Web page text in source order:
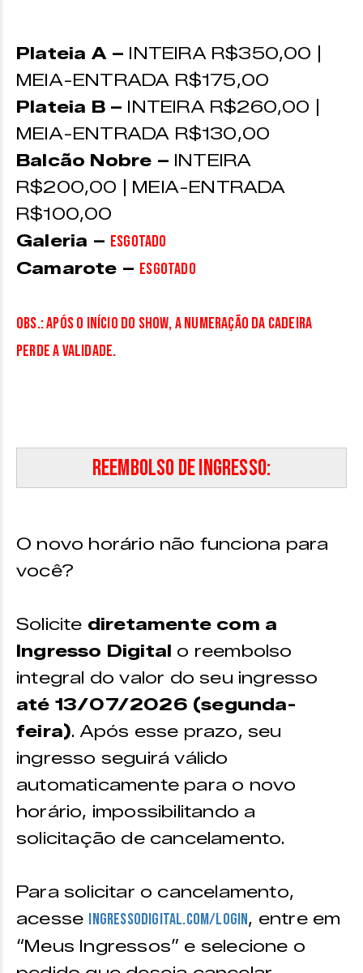
Plateia A – INTEIRA R$350,00 |
MEIA-ENTRADA R$175,00
Plateia B – INTEIRA R$260,00 |
MEIA-ENTRADA R$130,00
Balcão Nobre – INTEIRA
R$200,00 | MEIA-ENTRADA
R$100,00
Galeria – ESGOTADO
Camarote – ESGOTADO
OBS.: Após o início do show, a numeração da cadeira
perde a validade.
Reembolso de ingresso:
O novo horário não funciona para
você?
Solicite diretamente com a
Ingresso Digital o reembolso
integral do valor do seu ingresso
até 13/07/2026 (segunda-
feira). Após esse prazo, seu
ingresso seguirá válido
automaticamente para o novo
horário, impossibilitando a
solicitação de cancelamento.
Para solicitar o cancelamento,
acesse ingressodigital.com/login, entre em
“Meus Ingressos” e selecione o